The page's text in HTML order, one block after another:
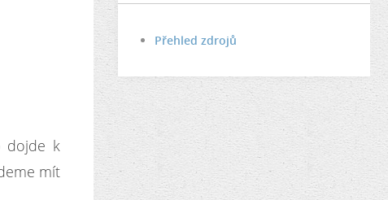
dojde k
mít
Přehled zdrojů